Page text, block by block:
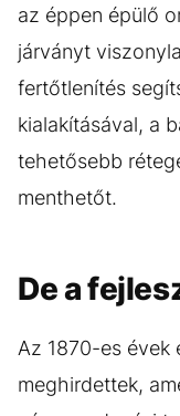
az éppen épülő
járványt
fertőtlenítés
kialakításával, a
tehetősebb
menthetőt.
De a
Az 1870-es évek
meghirdettek,